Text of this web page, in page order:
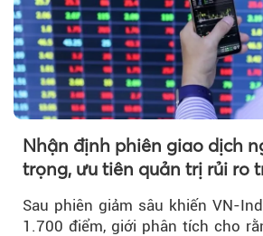
Nhận định phiên giao dịch
trọng, ưu tiên quản trị rủi ro
Sau phiên giảm sâu khiến VN-
1.700 điểm, giới phân tích cho